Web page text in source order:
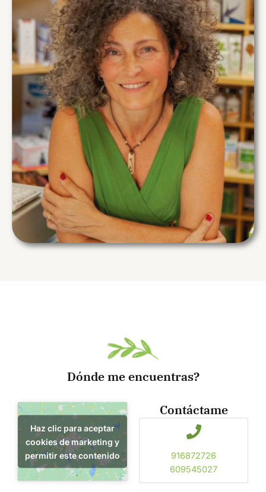
Dónde me encuentras?
Haz clic para aceptar
cookies de marketing y
permitir este contenido
Contáctame
916872726
609545027